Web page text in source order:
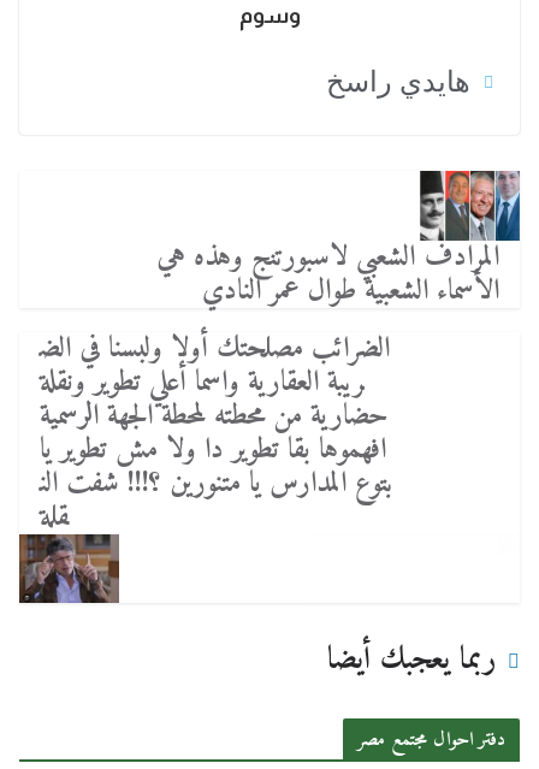
وسوم
هايدي راسخ
المرادف الشعبي لاسبورتنج وهذه هي
الأسماء الشعبية طوال عمر النادي
الضرائب مصلحتك أولا ولبسنا في الض
ريبة العقارية واسما أعلي تطوير ونقلة
حضارية من محطته لمحطة الجهة الرسمية
افهموها بقا تطوير دا ولا مش تطوير يا
بتوع المدارس يا متنورين ؟!!! شفت الن
قلة
ربما يعجبك أيضا
دفتر احوال مجتمع مصر